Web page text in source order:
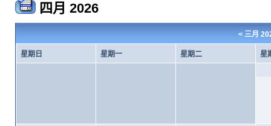
四月 2026
< 三月
星期日 星期一 星期二 星